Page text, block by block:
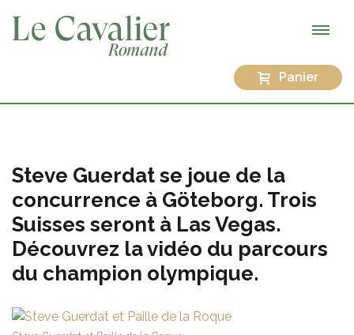
Panier
Steve Guerdat se joue de la
concurrence à Göteborg. Trois
Suisses seront à Las Vegas.
Découvrez la vidéo du parcours
du champion olympique.